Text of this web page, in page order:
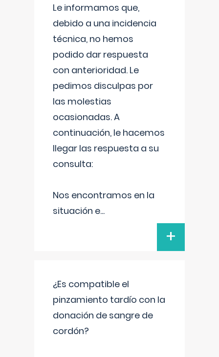
Le informamos que,
debido a una incidencia
técnica, no hemos
podido dar respuesta
con anterioridad. Le
pedimos disculpas por
las molestias
ocasionadas. A
continuación, le hacemos
llegar las respuesta a su
consulta:
Nos encontramos en la
situación e...
+
¿Es compatible el
pinzamiento tardío con la
donación de sangre de
cordón?